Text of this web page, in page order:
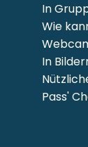
In
Wie
In
Pass'